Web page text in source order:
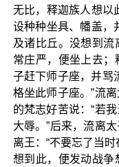
无比，释迦族人想以
设种种坐具、幡盖，
及诸比丘。没想到
常庄严，便坐上去
子赶下师子座，并骂
格坐此师子座。”流
的梵志好苦说：“若
大辱。”后来，流离
离王：“不要忘了当
想到此，便发动战争